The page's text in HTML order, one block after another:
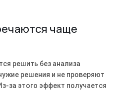
чаще
решить без анализа
решения и не проверяют
за этого эффект получается